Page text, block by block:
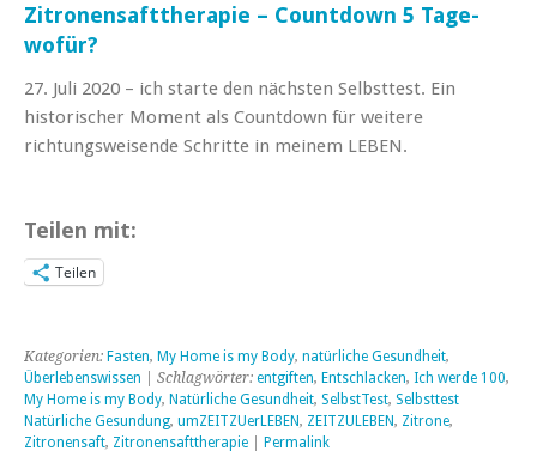
Zitronensafttherapie – Countdown 5 Tage-
wofür?
27. Juli 2020 – ich starte den nächsten Selbsttest. Ein
historischer Moment als Countdown für weitere
richtungsweisende Schritte in meinem LEBEN.
Teilen mit:
Teilen
Kategorien: Fasten, My Home is my Body, natürliche Gesundheit,
Überlebenswissen | Schlagwörter: entgiften, Entschlacken, Ich werde 100,
My Home is my Body, Natürliche Gesundheit, SelbstTest, Selbsttest
Natürliche Gesundung, umZEITZUerLEBEN, ZEITZULEBEN, Zitrone,
Zitronensaft, Zitronensafttherapie Permalink